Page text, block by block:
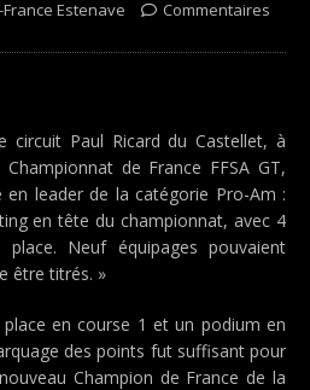
Estenave
Commentaires
circuit Paul Ricard du Castellet, à
de France FFSA GT,
leader de la catégorie Pro-Am :
en tête du championnat, avec 4
place. Neuf équipages pouvaient
être titrés. »
place en course 1 et un podium en
des points fut suffisant pour
Champion de France de la